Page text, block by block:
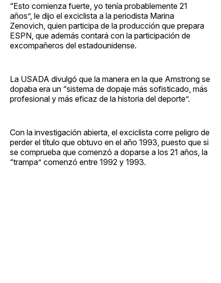
“Esto comienza fuerte, yo tenía probablemente 21
años”, le dijo el exciclista a la periodista Marina
Zenovich, quien participa de la producción que prepara
ESPN, que además contará con la participación de
excompañeros del estadounidense.
La USADA divulgó que la manera en la que Amstrong se
dopaba era un “sistema de dopaje más sofisticado, más
profesional y más eficaz de la historia del deporte”.
Con la investigación abierta, el exciclista corre peligro de
perder el título que obtuvo en el año 1993, puesto que si
se comprueba que comenzó a doparse a los 21 años, la
“trampa” comenzó entre 1992 y 1993.